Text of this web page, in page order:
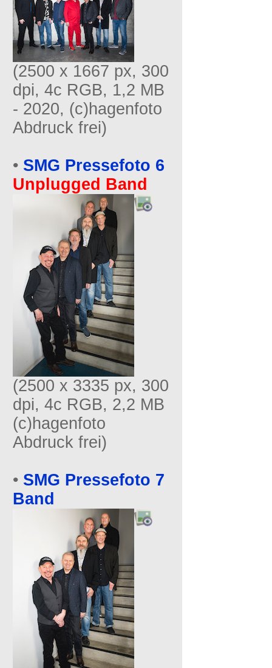
(2500 x 1667 px, 300
dpi, 4c RGB, 1,2 MB
- 2020, (c)hagenfoto
Abdruck frei)
• SMG Pressefoto 6
Unplugged Band
(2500 x 3335 px, 300
dpi, 4c RGB, 2,2 MB
(c)hagenfoto
Abdruck frei)
• SMG Pressefoto 7
Band